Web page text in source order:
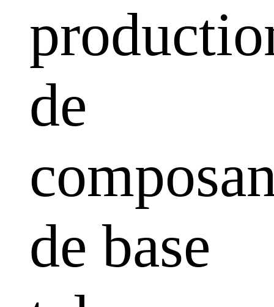
de
de base